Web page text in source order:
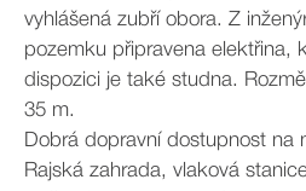
vyhlášená zubří obora. Z
pozemku připravena elektřina,
dispozici je také studna.
35 m.
Dobrá dopravní dostupnost na
Rajská zahrada, vlaková